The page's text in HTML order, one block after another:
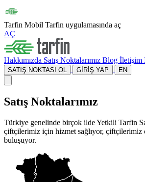
Tarfin Mobil Tarfin uygulamasında aç
AÇ
Hakkımızda Satış Noktalarımız Blog İletişim
SATIŞ NOKTASI OL GİRİŞ YAP EN
Satış Noktalarımız
Türkiye genelinde birçok ilde Yetkili Tarfin
çiftçilerimiz için hizmet sağlıyor,
buluşuyor.